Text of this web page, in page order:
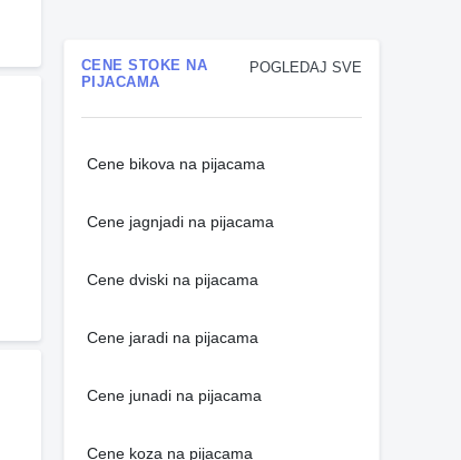
POGLEDAJ SVE
CENE STOKE NA
PIJACAMA
Cene bikova na pijacama
Cene jagnjadi na pijacama
Cene dviski na pijacama
Cene jaradi na pijacama
Cene junadi na pijacama
Cene koza na pijacama